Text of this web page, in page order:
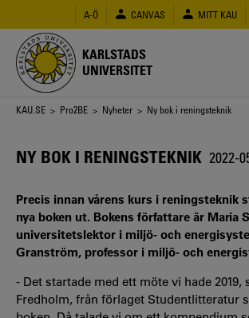
huvudinnehåll
A-Ö CANVAS MITT KAU
KARLSTADS
UNIVERSITET
Länkstig
KAU.SE > Pro2BE > Nyheter > Ny bok i reningsteknik
NY BOK I RENINGSTEKNIK 2022-
Precis innan vårens kurs i reningsteknik
nya boken ut. Bokens författare är Maria
universitetslektor i miljö- och
Granström, professor i miljö- och
- Det startade med ett möte vi hade 2019,
Fredholm, från förlaget Studentlitteratur